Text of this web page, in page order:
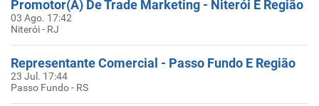
Promotor(A) De Trade Marketing - Niterói E Região
03 Ago. 17:42
Niterói - RJ
Representante Comercial - Passo Fundo E Região
23 Jul. 17:44
Passo Fundo - RS